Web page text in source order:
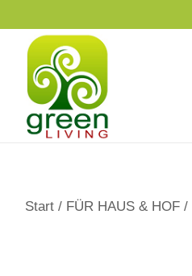
p
Start / FÜR HAUS & HOF /